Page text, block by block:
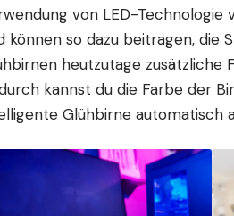
von LED-
können so dazu beitragen, die
heutzutage zusätzliche
kannst du die Farbe der
Glühbirne automatisch